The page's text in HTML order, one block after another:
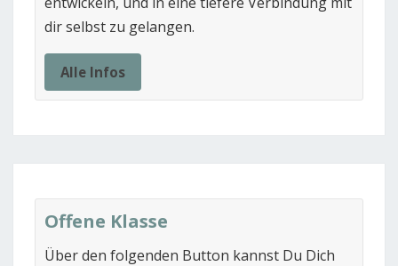
dir selbst zu gelangen.
Alle Infos
Offene Klasse
Über den folgenden Button kannst Du Dich